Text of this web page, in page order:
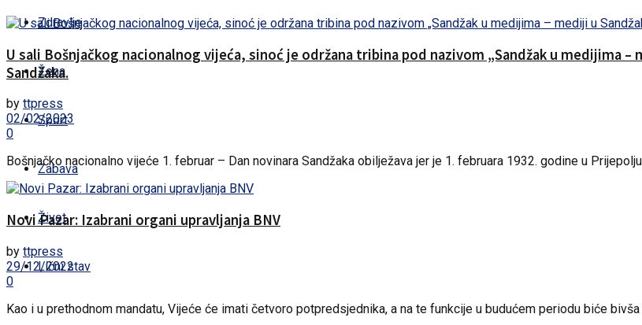
Zdravlje
Žena
Sport
Zabava
Život
Lični stav
U sali Bošnjačkog nacionalnog vijeća, sinoć je održana tribina pod nazivom „Sandžak u medijima –
Sandžaka.
by ttpress
02/02/2023
0
Bošnjačko nacionalno vijeće 1. februar – Dan novinara Sandžaka obilježava jer je 1. februara 1932. godine u
Novi Pazar: Izabrani organi upravljanja BNV
by ttpress
29/12/2022
0
Kao i u prethodnom mandatu, Vijeće će imati četvoro potpredsjednika, a na te funkcije u budućem periodu biće bivša